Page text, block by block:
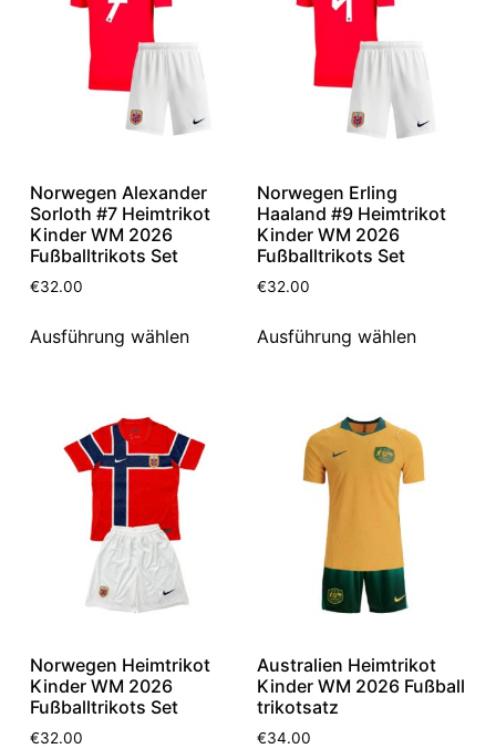
Norwegen Alexander
Sorloth #7 Heimtrikot
Kinder WM 2026
Fußballtrikots Set
€32.00
Ausführung wählen
Norwegen Erling
Haaland #9 Heimtrikot
Kinder WM 2026
Fußballtrikots Set
€32.00
Ausführung wählen
Norwegen Heimtrikot
Kinder WM 2026
Fußballtrikots Set
€32.00
Australien Heimtrikot
Kinder WM 2026 Fußball
trikotsatz
€34.00